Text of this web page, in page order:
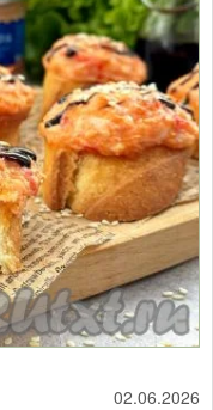
02.06.2026